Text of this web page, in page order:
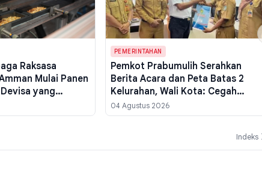
Raksasa
Mulai Panen
yang
PEMERINTAHAN
Pemkot Prabumulih Serahkan
Berita Acara dan Peta Batas 2
Kelurahan, Wali Kota: Cegah
Sengketa Wilayah di Masa Depan
04 Agustus 2026
Indeks